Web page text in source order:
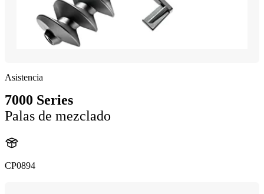
Asistencia
7000 Series
Palas de mezclado
CP0894